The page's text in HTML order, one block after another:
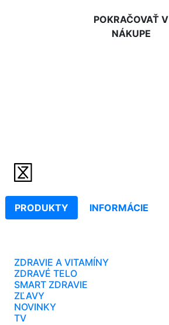
POKRAČOVAŤ V
NÁKUPE
PRODUKTY INFORMÁCIE
ZDRAVIE A VITAMÍNY
ZDRAVÉ TELO
SMART ZDRAVIE
ZĽAVY
NOVINKY
TV